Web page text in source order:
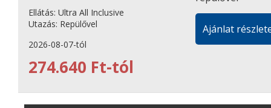
Ellátás: Ultra All Inclusive
Utazás: Repülővel
2026-08-07-tól
274.640 Ft-tól
Ajánlat